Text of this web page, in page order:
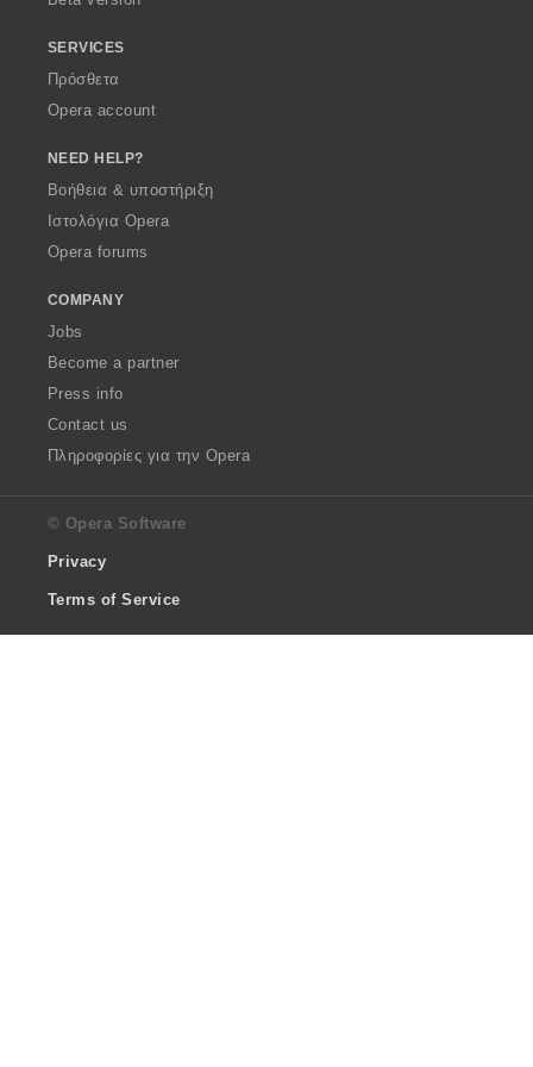
SERVICES
Πρόσθετα
Opera account
NEED HELP?
Βοήθεια & υποστήριξη
Ιστολόγια Opera
Opera forums
COMPANY
Jobs
Become a partner
Press info
Contact us
Πληροφορίες για την Opera
© Opera Software
Privacy
Terms of Service